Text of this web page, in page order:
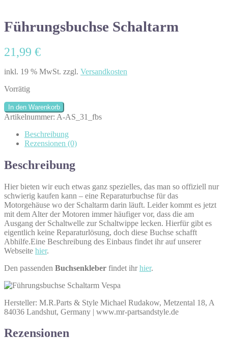
Führungsbuchse Schaltarm
21,99 €
inkl. 19 % MwSt. zzgl. Versandkosten
Vorrätig
Führungsbuchse
Schaltarm
In den Warenkorb
Artikelnummer: A-AS_31_fbs
Beschreibung
Rezensionen (0)
Beschreibung
Hier bieten wir euch etwas ganz spezielles, das man so offiziell nur
schwierig kaufen kann – eine Reparaturbuchse für das
Motorgehäuse wo der Schaltarm darin läuft. Leider kommt es jetzt
mit dem Alter der Motoren immer häufiger vor, dass die am
Ausgang der Schaltwelle zur Schaltwippe lecken. Hierfür gibt es
eigentlich keine Reparaturlösung, doch diese Buchse schafft
Abhilfe.Eine Beschreibung des Einbaus findet ihr auf unserer
Webseite hier.
Den passenden Buchsenkleber findet ihrhier.
Hersteller: M.R.Parts & Style Michael Rudakow, Metzental 18, A
84036 Landshut, Germany | www.mr-partsandstyle.de
Rezensionen